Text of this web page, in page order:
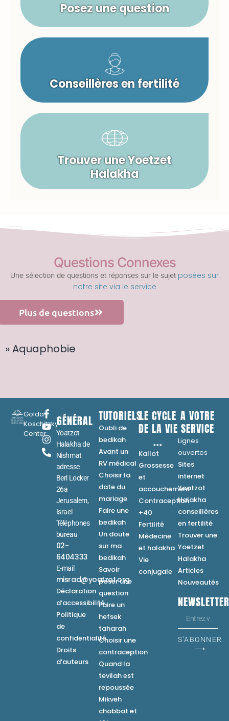
Posez une question
Conseillères en fertilité
Trouver une Yoetzet
Halakha
Questions Connexes
Une sélection de questions et réponses sur le sujet posées sur
notre site via le service
Plus de questions
» Aquaphobie
Golda
Koschitzky
Center
GÉNÉRAL
Yoatzot
Halakha de
Nishmat
adresse
Berl Locker
26a
Jerusalem,
Israel
Téléphones
bureau
02-
6404333
E-mail
misrad@yoatzot.org
Déclaration
d’accessibilité
Politique
de
confidentialité
Droits
d’auteurs
TUTORIELS
Oubli de
bedikah
Avant un
RV médical
Choisir la
date du
mariage
Faire une
bedikah
Un doute
sur ma
bedikah
Savoir
poser une
question
Faire un
hefsek
taharah
Choisir une
contraception
Quand la
tevilah est
repoussée
Mikveh
chabbat et
LE CYCLE
DE LA VIE
...
Kallot
Grossesse
et
accouchement
Contraception
+40
Fertilité
Médecine
et halakha
Vie
conjugale
A VOTRE
SERVICE
Lignes
ouvertes
Sites
internet
Yoatzot
Halakha
conseillères
en fertilité
Trouver une
Yoetzet
Halakha
Articles
Nouveautés
S'ABONNER
⟶